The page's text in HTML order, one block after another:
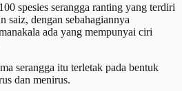
spesies serangga ranting yang terdiri
saiz, dengan sebahagiannya
ada yang mempunyai ciri
serangga itu terletak pada bentuk
dan menirus.